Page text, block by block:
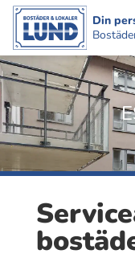
Din